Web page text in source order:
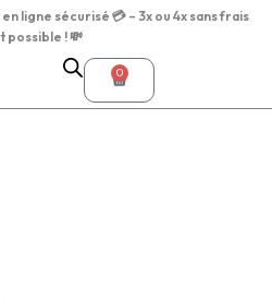
ligne sécurisé 💳 – 3x ou 4x sans frais
possible !💸
0
Panier